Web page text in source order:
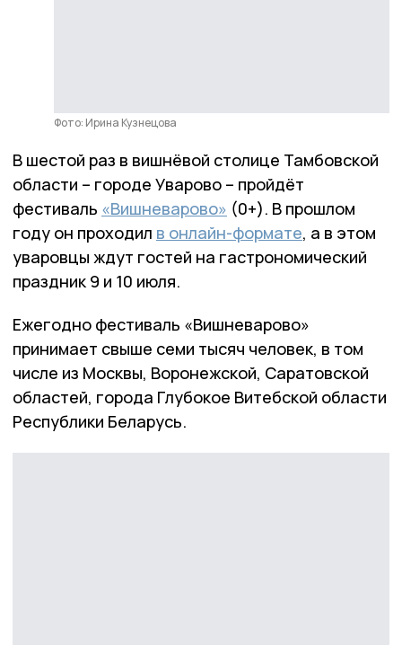
Фото: Ирина Кузнецова
В шестой раз в вишнёвой столице Тамбовской
области – городе Уварово – пройдёт
фестиваль «Вишневарово» (0+). В прошлом
году он проходил в онлайн-формате, а в этом
уваровцы ждут гостей на гастрономический
праздник 9 и 10 июля.
Ежегодно фестиваль «Вишневарово»
принимает свыше семи тысяч человек, в том
числе из Москвы, Воронежской, Саратовской
областей, города Глубокое Витебской области
Республики Беларусь.